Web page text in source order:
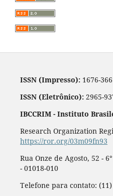
ISSN (Impresso):1676-
ISSN (Eletrônico):2965-
IBCCRIM - Instituto
Research Organization
https://ror.org/03m09fn93
Rua Onze de Agosto, 52 -
- 01018-010
Telefone para contato: (11)